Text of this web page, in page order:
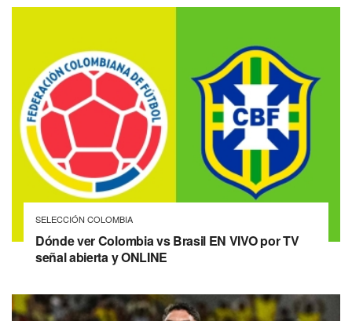
SELECCIÓN COLOMBIA
Dónde ver Colombia vs Brasil EN VIVO por TV
señal abierta y ONLINE